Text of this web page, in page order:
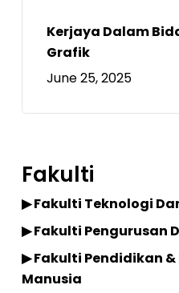
Kerjaya Dalam
Grafik
June 25, 2025
Fakulti
▶ Fakulti Teknologi
▶ Fakulti Pengurusan
▶ Fakulti Pendidikan
Manusia